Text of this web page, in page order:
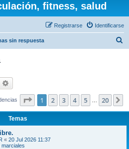
fitness, salud
Identificarse
Registrarse
sin respuesta
Buscar
Página de 20
1 2 3 4 5 20
Temas
« 20 Jul 2026 11:37
marciales